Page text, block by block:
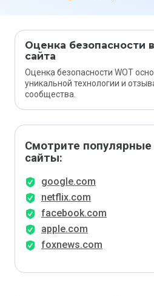
Оценка безопасности
сайта
Оценка безопасности WOT
уникальной технологии и
сообщества.
Смотрите
сайты:
google.com
netflix.com
facebook.com
apple.com
foxnews.com